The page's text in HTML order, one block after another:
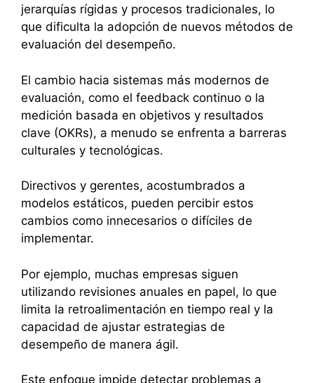
jerarquías rígidas y procesos tradicionales, lo
que dificulta la adopción de nuevos métodos de
evaluación del desempeño.
El cambio hacia sistemas más modernos de
evaluación, como el feedback continuo o la
medición basada en objetivos y resultados
clave (OKRs), a menudo se enfrenta a barreras
culturales y tecnológicas.
Directivos y gerentes, acostumbrados a
modelos estáticos, pueden percibir estos
cambios como innecesarios o difíciles de
implementar.
Por ejemplo, muchas empresas siguen
utilizando revisiones anuales en papel, lo que
limita la retroalimentación en tiempo real y la
capacidad de ajustar estrategias de
desempeño de manera ágil.
Este enfoque impide detectar problemas a